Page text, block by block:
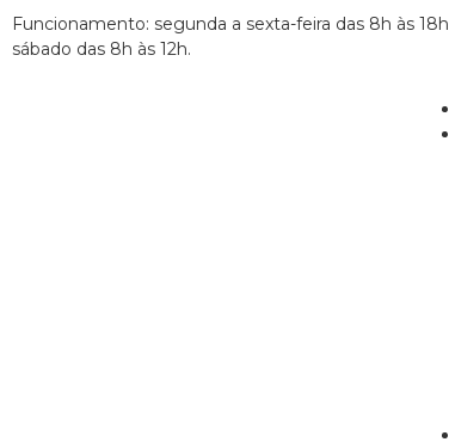
Funcionamento: segunda a sexta-feira das 8h às
sábado das 8h às 12h.